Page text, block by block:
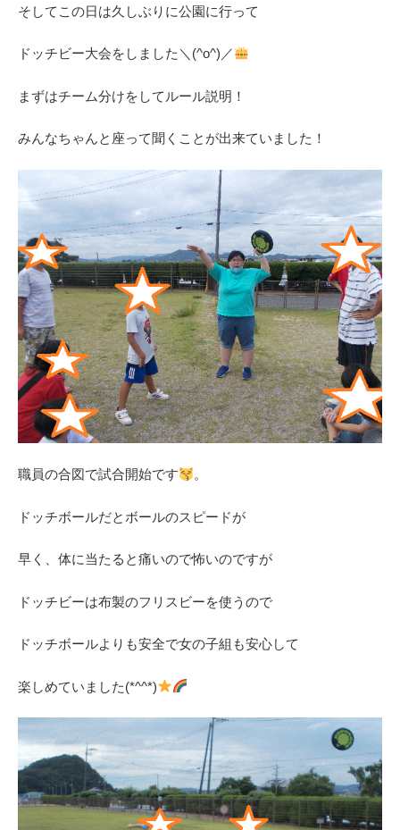
そしてこの日は久しぶりに公園に行って
ドッチビー大会をしました＼(^o^)／
まずはチーム分けをしてルール説明！
みんなちゃんと座って聞くことが出来ていました！
職員の合図で試合開始です 。
ドッチボールだとボールのスピードが
早く、体に当たると痛いので怖いのですが
ドッチビーは布製のフリスビーを使うので
ドッチボールよりも安全で女の子組も安心して
楽しめていました(*^^*)